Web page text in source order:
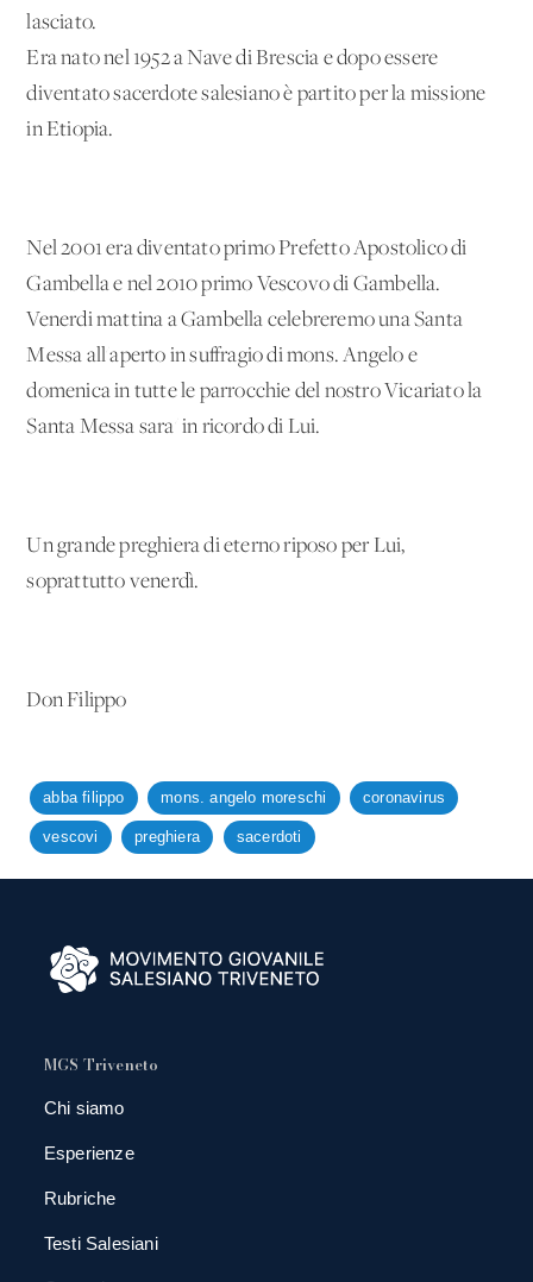
lasciato.
Era nato nel 1952 a Nave di Brescia e dopo essere
diventato sacerdote salesiano è partito per la missione
in Etiopia.
Nel 2001 era diventato primo Prefetto Apostolico di
Gambella e nel 2010 primo Vescovo di Gambella.
Venerdi mattina a Gambella celebreremo una Santa
Messa all'aperto in suffragio di mons. Angelo e
domenica in tutte le parrocchie del nostro Vicariato la
Santa Messa sara' in ricordo di Lui.
Un grande preghiera di eterno riposo per Lui,
soprattutto venerdì.
Don Filippo
abba filippo mons. angelo moreschi coronavirus
vescovi preghiera sacerdoti
MGS Triveneto
Chi siamo
Esperienze
Rubriche
Testi Salesiani